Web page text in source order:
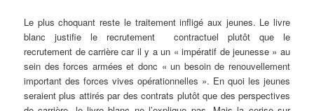
Le plus choquant reste le traitement infligé aux jeunes. Le livre
blanc justifie le recrutement contractuel plutôt que le
recrutement de carrière car il y a un « impératif de jeunesse » au
sein des forces armées et donc « un besoin de renouvellement
important des forces vives opérationnelles ». En quoi les jeunes
seraient plus attirés par des contrats plutôt que des perspectives